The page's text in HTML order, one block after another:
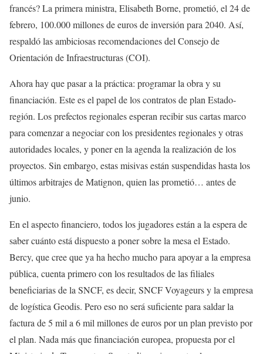
francés? La primera ministra, Elisabeth Borne, prometió, el 24 de
febrero, 100.000 millones de euros de inversión para 2040. Así,
respaldó las ambiciosas recomendaciones del Consejo de
Orientación de Infraestructuras (COI).
Ahora hay que pasar a la práctica: programar la obra y su
financiación. Este es el papel de los contratos de plan Estado-
región. Los prefectos regionales esperan recibir sus cartas marco
para comenzar a negociar con los presidentes regionales y otras
autoridades locales, yponer en la agenda la realización de los
proyectos. Sin embargo, estas misivas están suspendidas hasta los
últimos arbitrajes de Matignon, quien las prometió… antes de
junio.
En el aspecto financiero, todos los jugadores están a la espera de
saber cuánto está dispuesto a poner sobre la mesa el Estado.
Bercy, que cree que ya ha hecho mucho para apoyar a la empresa
pública, cuenta primero con los resultados de las filiales
beneficiarias de la SNCF, es decir, SNCF Voyageurs y la empresa
de logística Geodis. Pero eso no será suficiente para saldar la
factura de 5 mil a 6 mil millones de euros por un plan previsto por
el plan. Nada más que financiación europea, propuesta por el